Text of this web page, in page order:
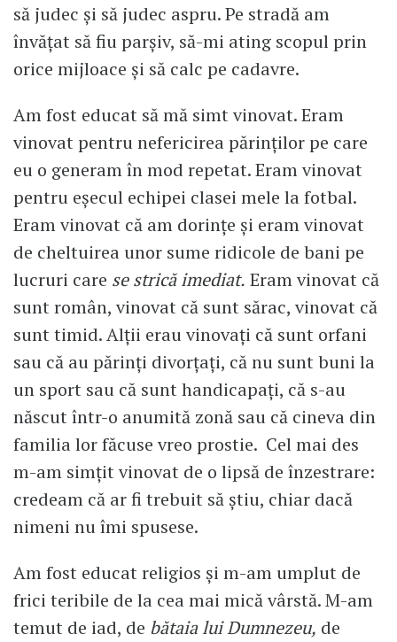
să judec și să judec aspru. Pe stradă am
învățat să fiu parșiv, să-mi ating scopul prin
orice mijloace și să calc pe cadavre.
Am fost educat să mă simt vinovat. Eram
vinovat pentru nefericirea părinților pe care
eu o generam în mod repetat. Eram vinovat
pentru eșecul echipei clasei mele la fotbal.
Eram vinovat că am dorințe și eram vinovat
de cheltuirea unor sume ridicole de bani pe
lucruri care se strică imediat. Eram vinovat că
sunt român, vinovat că sunt sărac, vinovat că
sunt timid. Alții erau vinovați că sunt orfani
sau că au părinți divorțați, că nu sunt buni la
un sport sau că sunt handicapați, că s-au
născut într-o anumită zonă sau că cineva din
familia lor făcuse vreo prostie. Cel mai des
m-am simțit vinovat de o lipsă de înzestrare:
credeam că ar fi trebuit să știu, chiar dacă
nimeni nu îmi spusese.
Am fost educat religios și m-am umplut de
frici teribile de la cea mai mică vârstă. M-am
temut de iad, de bătaia lui Dumnezeu, de